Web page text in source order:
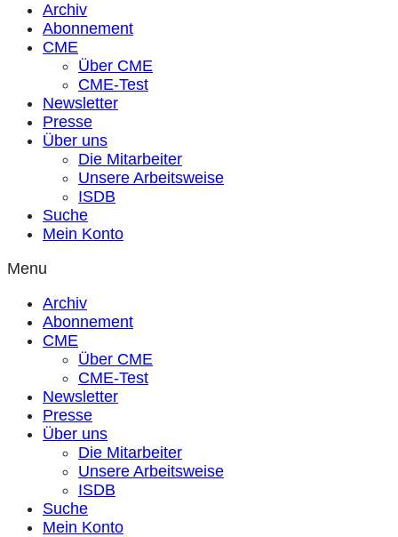
Archiv
Abonnement
CME
Über CME
CME-Test
Newsletter
Presse
Über uns
Die Mitarbeiter
Unsere Arbeitsweise
ISDB
Suche
Mein Konto
Menu
Archiv
Abonnement
CME
Über CME
CME-Test
Newsletter
Presse
Über uns
Die Mitarbeiter
Unsere Arbeitsweise
ISDB
Suche
Mein Konto